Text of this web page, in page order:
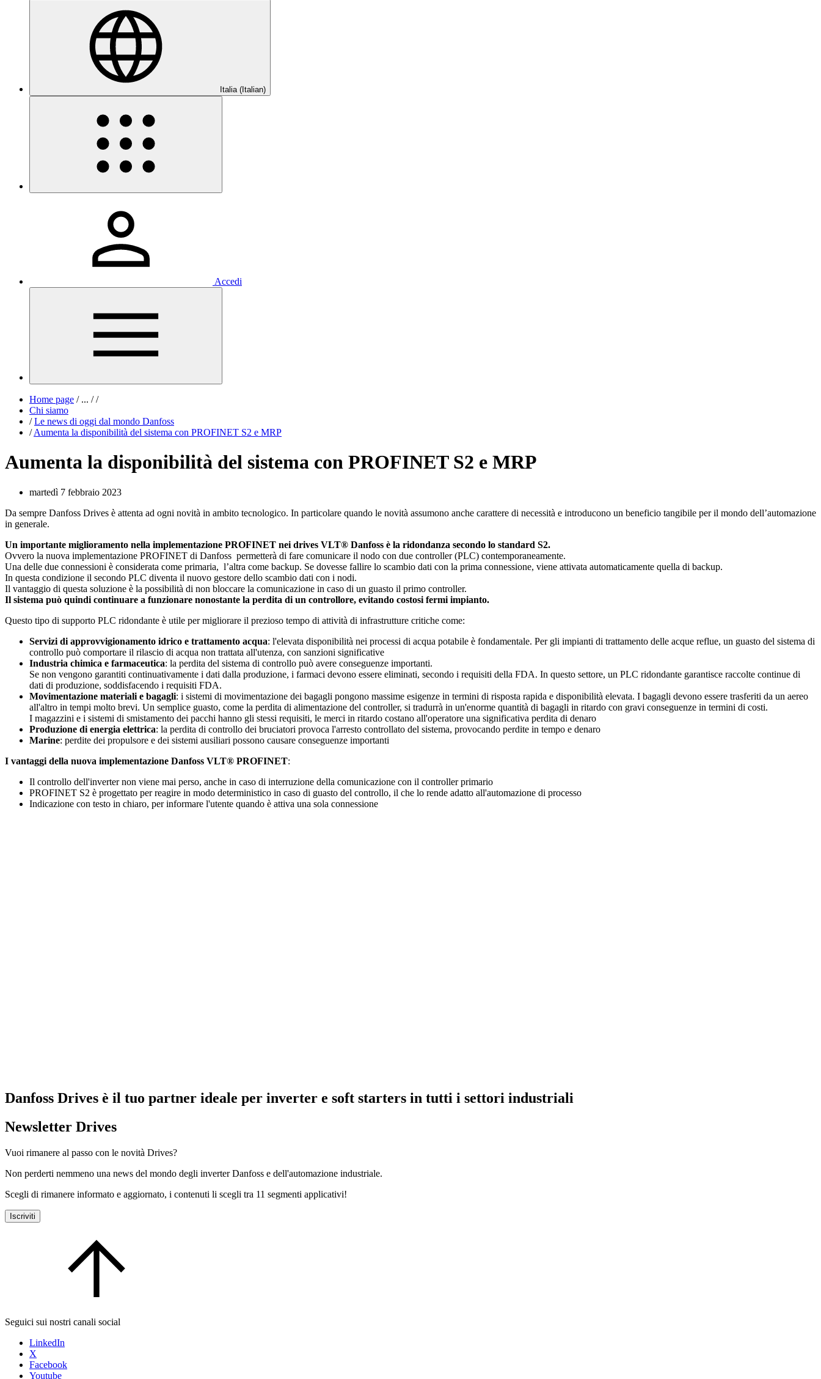
Italia (Italian)
Accedi
Home page /... / /
Chi siamo
/ Le news di oggi dal mondo Danfoss
/ Aumenta la disponibilità del sistema con PROFINET S2 e MRP
Aumenta la disponibilità del sistema con PROFINET S2 e MRP
martedì 7 febbraio 2023
Da sempre Danfoss Drives è attenta ad ogni novità in ambito tecnologico. In particolare quando le novità assumono anche carattere di necessità e introducono un beneficio tangibile per il mondo dell’automazione
in generale.
Un importante miglioramento nella implementazione PROFINET nei drives VLT® Danfoss è la ridondanza secondo lo standard S2.
Ovvero la nuova implementazione PROFINET di Danfoss permetterà di fare comunicare il nodo con due controller (PLC) contemporaneamente.
Una delle due connessioni è considerata come primaria, l’altra come backup. Se dovesse fallire lo scambio dati con la prima connessione, viene attivata automaticamente quella di backup.
In questa condizione il secondo PLC diventa il nuovo gestore dello scambio dati con i nodi.
Il vantaggio di questa soluzione è la possibilità di non bloccare la comunicazione in caso di un guasto il primo controller.
Il sistema può quindi continuare a funzionare nonostante la perdita di un controllore, evitando costosi fermi impianto.
Questo tipo di supporto PLC ridondante è utile per migliorare il prezioso tempo di attività di infrastrutture critiche come:
Servizi di approvvigionamento idrico e trattamento acqua: l'elevata disponibilità nei processi di acqua potabile è fondamentale. Per gli impianti di trattamento delle acque reflue, un guasto del sistema di
controllo può comportare il rilascio di acqua non trattata all'utenza, con sanzioni significative
Industria chimica e farmaceutica: la perdita del sistema di controllo può avere conseguenze importanti.
Se non vengono garantiti continuativamente i dati dalla produzione, i farmaci devono essere eliminati, secondo i requisiti della FDA. In questo settore, un PLC ridondante garantisce raccolte continue di
dati di produzione, soddisfacendo i requisiti FDA.
Movimentazione materiali e bagagli: i sistemi di movimentazione dei bagagli pongono massime esigenze in termini di risposta rapida e disponibilità elevata. I bagagli devono essere trasferiti da un aereo
all'altro in tempi molto brevi. Un semplice guasto, come la perdita di alimentazione del controller, si tradurrà in un'enorme quantità di bagagli in ritardo con gravi conseguenze in termini di costi.
I magazzini e i sistemi di smistamento dei pacchi hanno gli stessi requisiti, le merci in ritardo costano all'operatore una significativa perdita di denaro
Produzione di energia elettrica: la perdita di controllo dei bruciatori provoca l'arresto controllato del sistema, provocando perdite in tempo e denaro
Marine: perdite dei propulsore e dei sistemi ausiliari possono causare conseguenze importanti
I vantaggi della nuova implementazione Danfoss VLT® PROFINET:
Il controllo dell'inverter non viene mai perso, anche in caso di interruzione della comunicazione con il controller primario
PROFINET S2 è progettato per reagire in modo deterministico in caso di guasto del controllo, il che lo rende adatto all'automazione di processo
Indicazione con testo in chiaro, per informare l'utente quando è attiva una sola connessione
Danfoss Drives è il tuo partner ideale per inverter e soft starters in tutti i settori industriali
Newsletter Drives
Vuoi rimanere al passo con le novità Drives?
Non perderti nemmeno una news del mondo degli inverter Danfoss e dell'automazione industriale.
Scegli di rimanere informato e aggiornato, i contenuti li scegli tra 11 segmenti applicativi!
Iscriviti
Seguici sui nostri canali social
LinkedIn
X
Facebook
Youtube